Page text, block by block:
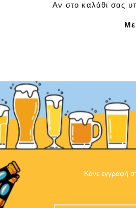
Αν στο καλάθι σας
Κάνε εγγραφή